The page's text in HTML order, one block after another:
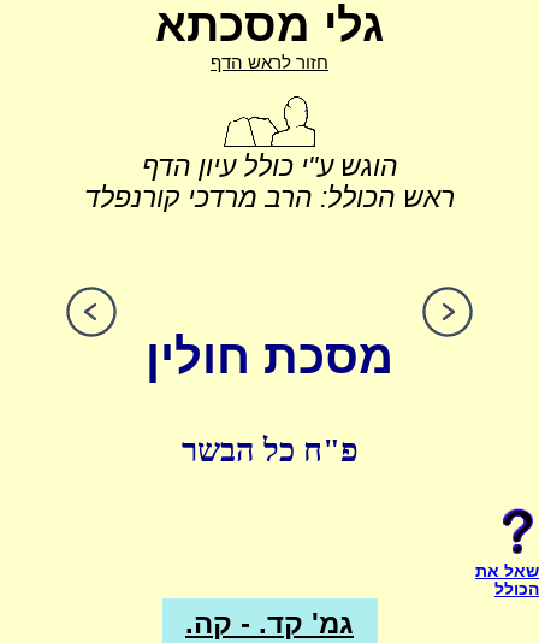
גלי מסכתא
חזור לראש הדף
הוגש ע"י כולל עיון הדף
ראש הכולל: הרב מרדכי קורנפלד
מסכת חולין
פ"ח כל הבשר
שאל את
הכולל
גמ' קד. - קה.